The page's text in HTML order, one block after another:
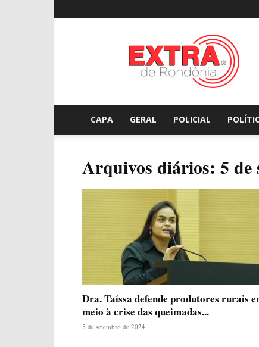
CAPA GERAL POLICIAL
Arquivos diários: 5 de
Dra. Taíssa defende produtores rurais
meio à crise das queimadas...
5 de setembro de 2024